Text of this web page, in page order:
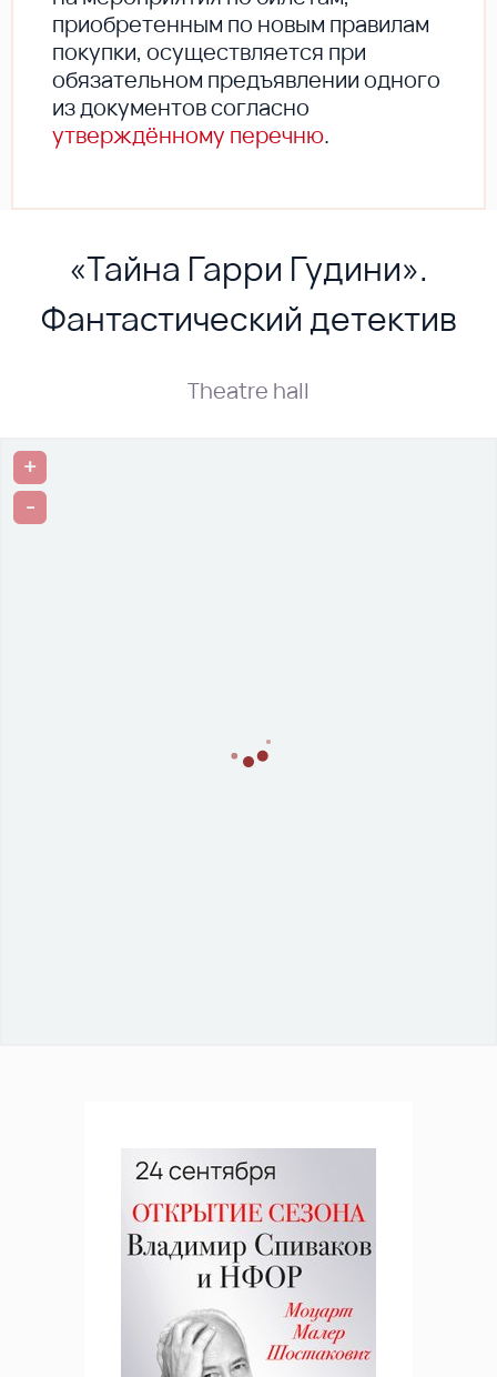
приобретенным по новым правилам
покупки, осуществляется при
обязательном предъявлении одного
из документов согласно
утверждённому перечню.
«Тайна Гарри Гудини».
Фантастический детектив
Theatre hall
+
-